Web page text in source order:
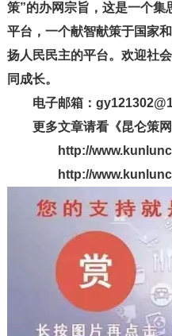
策”的办网宗旨，这是一个集
平台，一个献智献策于国家
扬人民民主的平台。欢迎社
同成长。
电子邮箱：
更多文章请看《昆仑策网
http://
http://